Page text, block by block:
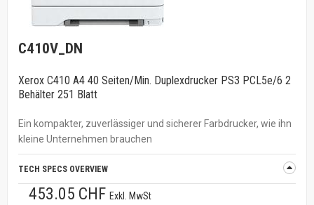
C410V_DN
Xerox C410 A4 40 Seiten/Min. Duplexdrucker PS3 PCL5e/6 2
Behälter 251 Blatt
Ein kompakter, zuverlässiger und sicherer Farbdrucker, wie ihn
kleine Unternehmen brauchen
TECH SPECS OVERVIEW
453.05 CHF Exkl. MwSt